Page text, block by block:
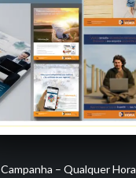
Campanha – Qualquer Hora